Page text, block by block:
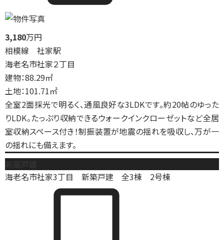
3,180万円
相模線 社家駅
海老名市社家２丁目
建物：88.29㎡
土地：101.71㎡
全室2面採光で明るく、通風良好な3LDKです。約20帖のゆった
りLDK。たっぷり収納できるウォークインクローゼットなど全居
室収納スペース付き！制振装置が地震の揺れを吸収し、万が一
の揺れにも備えます。
海老名市社家3丁目 新築戸建 全3棟 2号棟